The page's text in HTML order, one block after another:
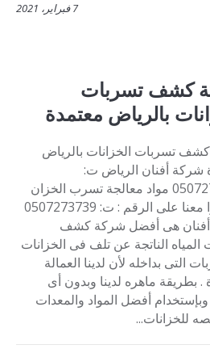
7 فبراير، 2021
كشف تسربات
بالرياض معتمدة
تسربات الخزانات بالرياض
شركة أفنان الرياض ت:
0507273739 مواد معالجة تسرب الخزان
تواصلوا معنا على الرقم : ت: 0507273739
هى أفضل شركة كشف
المياه الناتجة عن تلف فى الخزانات
التى بداخله لأن لدينا العمالة
. بطريقة ماهره لدينا وبدون أى
أفضل المواد والمعدات
للخزانات...